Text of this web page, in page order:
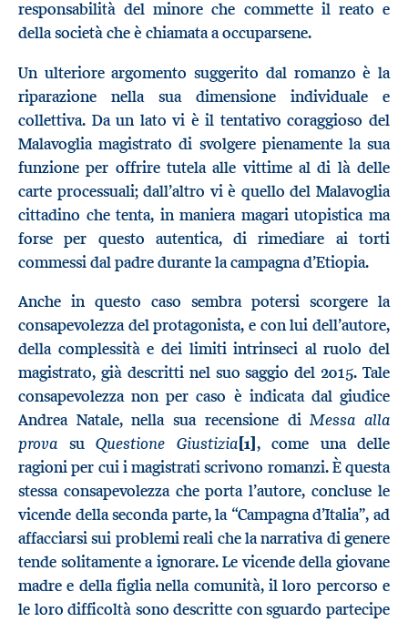
responsabilità del minore che commette il reato e
della società che è chiamata a occuparsene.
Un ulteriore argomento suggerito dal romanzo è la
riparazione nella sua dimensione individuale e
collettiva. Da un lato vi è il tentativo coraggioso del
Malavoglia magistrato di svolgere pienamente la sua
funzione per offrire tutela alle vittime al di là delle
carte processuali; dall’altro vi è quello del Malavoglia
cittadino che tenta, in maniera magari utopistica ma
forse per questo autentica, di rimediare ai torti
commessi dal padre durante la campagna d’Etiopia.
Anche in questo caso sembra potersi scorgere la
consapevolezza del protagonista, e con lui dell’autore,
della complessità e dei limiti intrinseci al ruolo del
magistrato, già descritti nel suo saggio del 2015. Tale
consapevolezza non per caso è indicata dal giudice
Andrea Natale, nella sua recensione diMessa alla
prova su Questione Giustizia[1], come una delle
ragioni per cui i magistrati scrivono romanzi. È questa
stessa consapevolezza che porta l’autore, concluse le
vicende della seconda parte, la “Campagna d’Italia”, ad
affacciarsi sui problemi reali che la narrativa di genere
tende solitamente a ignorare. Le vicende della giovane
madre e della figlia nella comunità, il loro percorso e
le loro difficoltà sono descritte con sguardo partecipe